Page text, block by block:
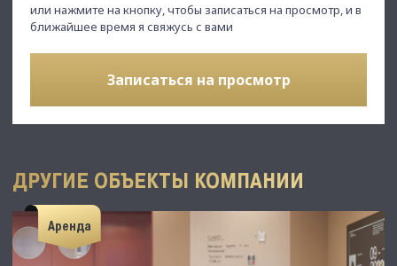
или нажмите на кнопку, чтобы записаться на просмотр, и в
ближайшее время я свяжусь с вами
Записаться на просмотр
ДРУГИЕ ОБЪЕКТЫ КОМПАНИИ
Аренда